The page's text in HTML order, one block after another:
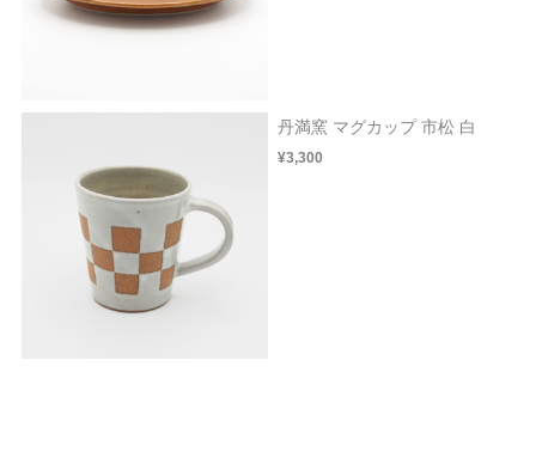
丹満窯 マグカップ 市松 白
¥3,300